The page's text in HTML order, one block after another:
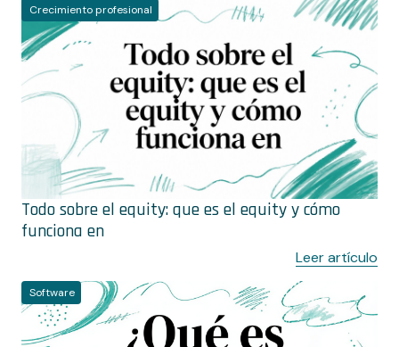
Artículos
relacionados
Crecimiento profesional
Todo sobre el equity: que es el equity y cómo
funciona en
Leer artículo
Software